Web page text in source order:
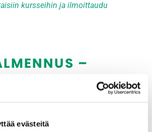
evästeitä
kursseihin ja ilmoittaudu
–
Golfin kanssa.